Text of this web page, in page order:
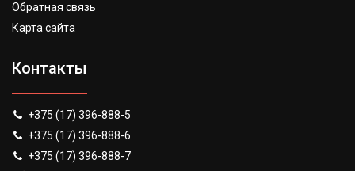
Обратная связь
Карта сайта
Контакты
+375 (17) 396-888-5
+375 (17) 396-888-6
+375 (17) 396-888-7